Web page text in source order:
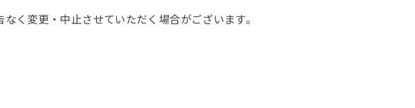
く変更・中止させていただく場合がございます。